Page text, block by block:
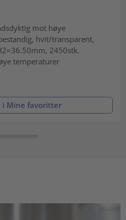
mot høye
hvit/transparent,
2450stk.
temperaturer
i Mine favoritter